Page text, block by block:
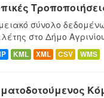
σύνολο
στο Δήμο
KML XML CSV WMS